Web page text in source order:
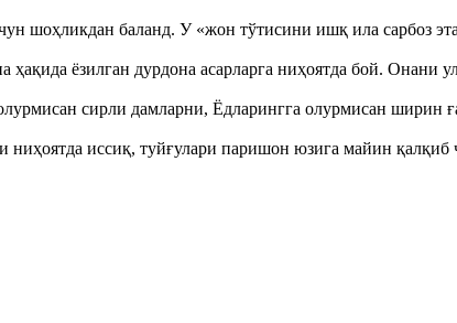
шоҳликдан баланд. У «жон тўтисини ишқ ила сарбоз
ҳақида ёзилган дурдона асарларга ниҳоятда бой.
сирли дамларни, Ёдларингга олурмисан
ниҳоятда иссиқ, туйғулари паришон юзига майин